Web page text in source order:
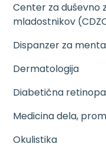
Center za duševno
mladostnikov
Dispanzer za
Dermatologija
Diabetična
Medicina dela,
Okulistika